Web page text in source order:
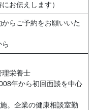
お伝えします）
らご予約をお願いいた
ら
理栄養士
年から初回面談を中心
。企業の健康相談室勤